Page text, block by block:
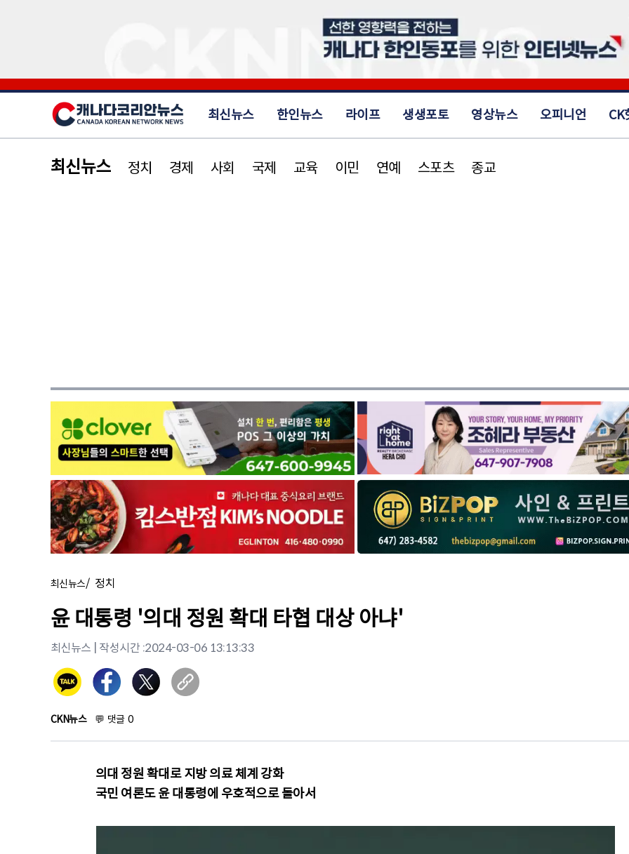
최신뉴스 한인뉴스 라이프 생생포토 영상뉴스 오피니언 CK
최신뉴스 정치 경제 사회 국제 교육 이민 연예 스포츠 종교
최신뉴스/ 정치
윤 대통령 '의대 정원 확대 타협 대상 아냐'
최신뉴스 | 작성시간 :2024-03-06 13:13:33
CKN뉴스 💬 댓글 0
의대 정원 확대로 지방 의료 체계 강화